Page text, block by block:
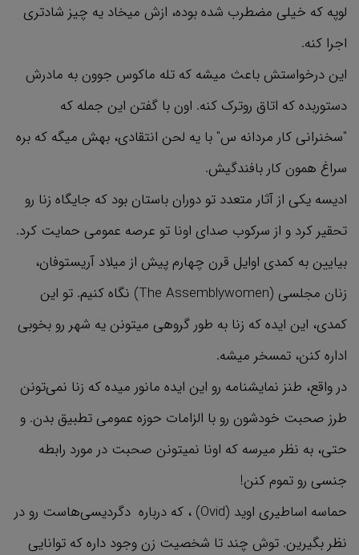
لوپه که خیلی مضطرب شده بوده، ازش میخاد یه چیز شادتری
اجرا کنه.
این درخواستش باعث میشه که تله ماکوس جوون به مادرش
دستوربده که اتاق روترک کنه. اون با گفتن این جمله که
"سخنرانی کار مردانه‌ س" با یه لحن انتقادی، بهش میگه که بره
سراغ همون کار بافندگیش.
ادیسه یکی از آثار متعدد تو دوران باستان بود که جایگاه زنا رو
تحقیر کرد و از سرکوب صدای اونا تو عرصه عمومی حمایت کرد.
بیایین به کمدی اوایل قرن چهارم پیش از میلاد آریستوفان،
زنان مجلسی (The Assemblywomen) نگاه کنیم. تو این
کمدی، این ایده که زنا به طور گروهی میتونن یه شهر رو بخوبی
اداره کنن، تمسخر میشه.
در واقع، طنز نمایشنامه رو این ایده مانور میده که زنا نمی‌تونن
طرز صحبت خودشون رو با الزامات حوزه عمومی تطبیق بدن. و
حتی، به نظر میرسه که اونا نمیتونن صحبت در مورد رابطه
جنسی رو تموم کنن!
حماسه اساطیری اوید (Ovid) ، که درباره دگردیسی‌هاست رو در
نظر بگیرین. توش چند تا شخصیت زن وجود داره که توانایی